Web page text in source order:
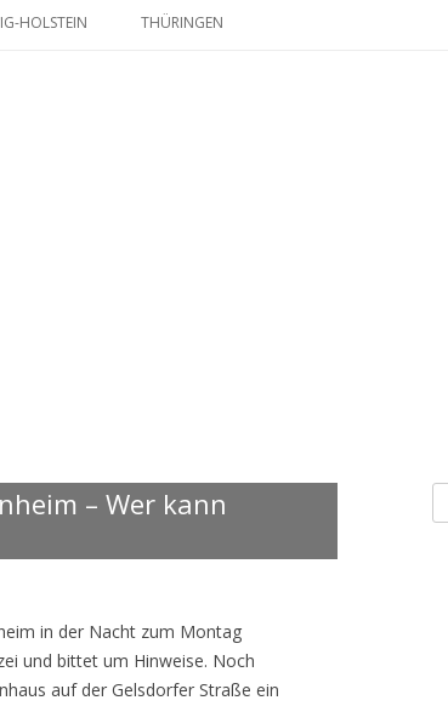
HOLSTEIN THÜRINGEN
– Wer kann
in der Nacht zum Montag
und bittet um Hinweise. Noch
auf der Gelsdorfer Straße ein